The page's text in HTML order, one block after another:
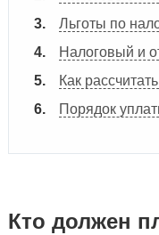
Льготы по
Налоговый и
Как
Порядок
Кто должен